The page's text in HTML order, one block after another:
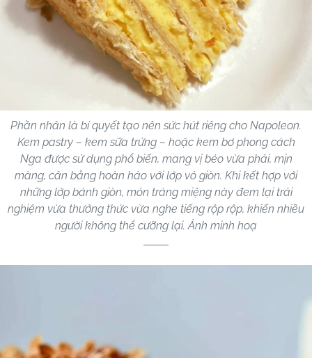
Phần nhân là bí quyết tạo nên sức hút riêng cho Napoleon.
Kem pastry – kem sữa trứng – hoặc kem bơ phong cách
Nga được sử dụng phổ biến, mang vị béo vừa phải, mịn
màng, cân bằng hoàn hảo với lớp vỏ giòn. Khi kết hợp với
những lớp bánh giòn, món tráng miệng này đem lại trải
nghiệm vừa thưởng thức vừa nghe tiếng rộp rộp, khiến nhiều
người không thể cưỡng lại. Ảnh minh hoạ